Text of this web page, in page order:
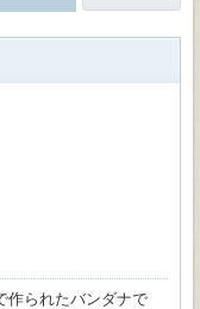
作られたバンダナで